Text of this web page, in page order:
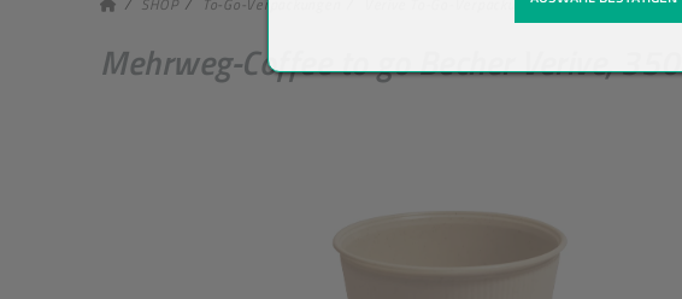
Mehrweg-Coffee to go Becher Verive,